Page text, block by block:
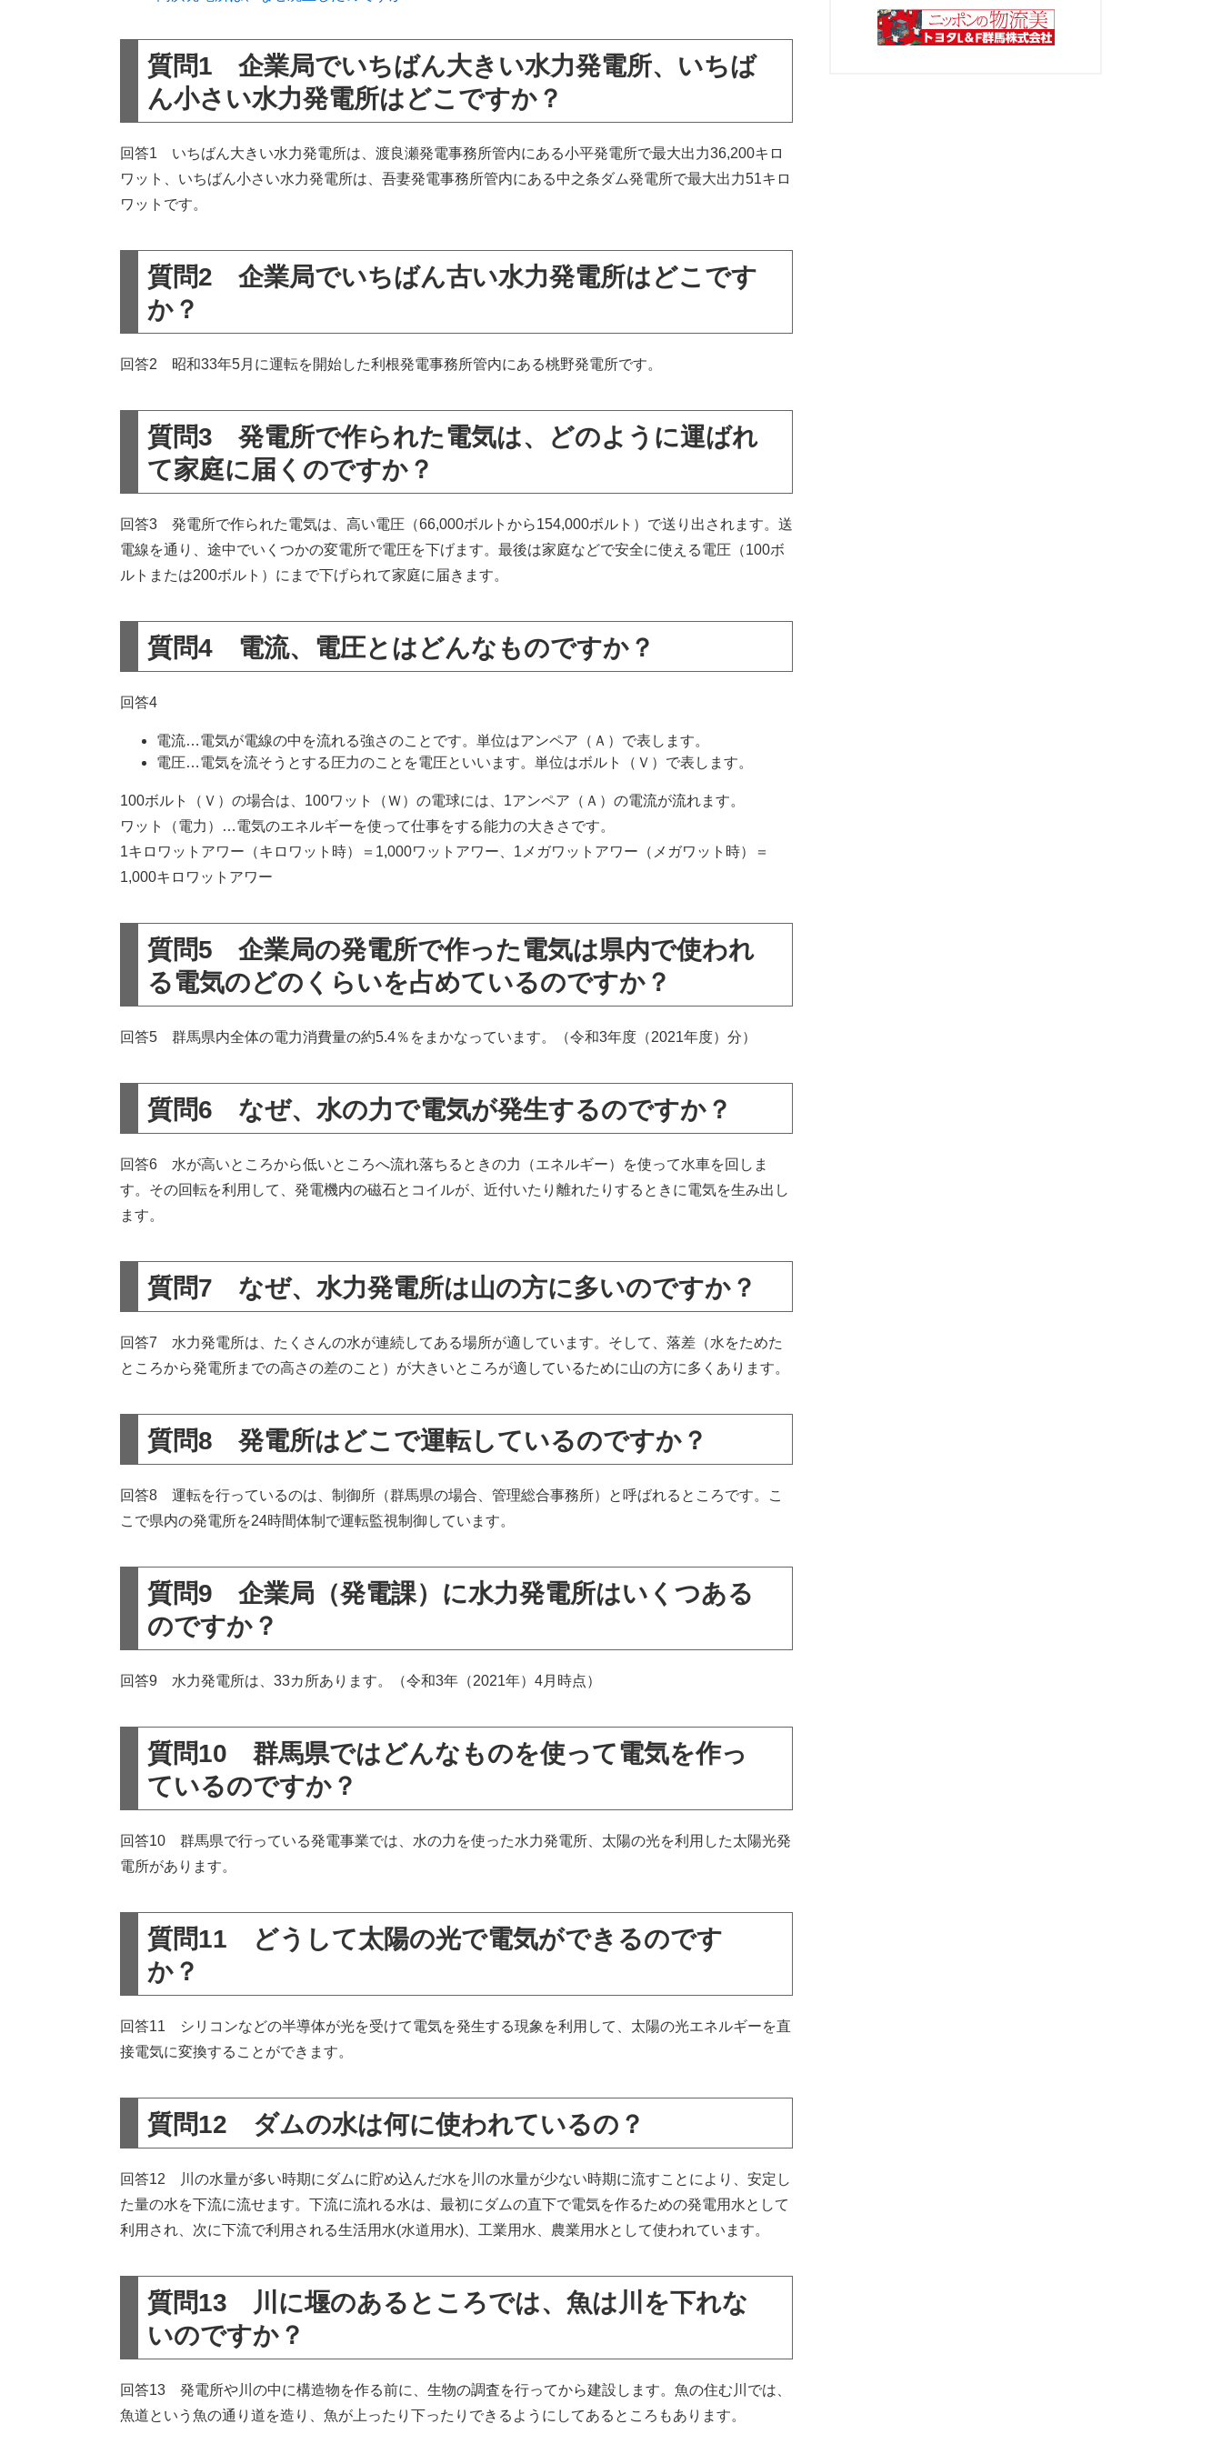
質問1 企業局でいちばん大きい水力発電所、いちば
ん小さい水力発電所はどこですか？
回答1 いちばん大きい水力発電所は、渡良瀬発電事務所管内にある小平発電所で最大出力36,200キロ
ワット、いちばん小さい水力発電所は、吾妻発電事務所管内にある中之条ダム発電所で最大出力51キロ
ワットです。
質問2 企業局でいちばん古い水力発電所はどこです
か？
回答2 昭和33年5月に運転を開始した利根発電事務所管内にある桃野発電所です。
質問3 発電所で作られた電気は、どのように運ばれ
て家庭に届くのですか？
回答3 発電所で作られた電気は、高い電圧（66,000ボルトから154,000ボルト）で送り出されます。送
電線を通り、途中でいくつかの変電所で電圧を下げます。最後は家庭などで安全に使える電圧（100ボ
ルトまたは200ボルト）にまで下げられて家庭に届きます。
質問4 電流、電圧とはどんなものですか？
回答4
電流…電気が電線の中を流れる強さのことです。単位はアンペア（Ａ）で表します。
電圧…電気を流そうとする圧力のことを電圧といいます。単位はボルト（Ｖ）で表します。
100ボルト（Ｖ）の場合は、100ワット（Ｗ）の電球には、1アンペア（Ａ）の電流が流れます。
ワット（電力）…電気のエネルギーを使って仕事をする能力の大きさです。
1キロワットアワー（キロワット時）＝1,000ワットアワー、1メガワットアワー（メガワット時）＝
1,000キロワットアワー
質問5 企業局の発電所で作った電気は県内で使われ
る電気のどのくらいを占めているのですか？
回答5 群馬県内全体の電力消費量の約5.4％をまかなっています。（令和3年度（2021年度）分）
質問6 なぜ、水の力で電気が発生するのですか？
回答6 水が高いところから低いところへ流れ落ちるときの力（エネルギー）を使って水車を回しま
す。その回転を利用して、発電機内の磁石とコイルが、近付いたり離れたりするときに電気を生み出し
ます。
質問7 なぜ、水力発電所は山の方に多いのですか？
回答7 水力発電所は、たくさんの水が連続してある場所が適しています。そして、落差（水をためた
ところから発電所までの高さの差のこと）が大きいところが適しているために山の方に多くあります。
質問8 発電所はどこで運転しているのですか？
回答8 運転を行っているのは、制御所（群馬県の場合、管理総合事務所）と呼ばれるところです。こ
こで県内の発電所を24時間体制で運転監視制御しています。
質問9 企業局（発電課）に水力発電所はいくつある
のですか？
回答9 水力発電所は、33カ所あります。（令和3年（2021年）4月時点）
質問10 群馬県ではどんなものを使って電気を作っ
ているのですか？
回答10 群馬県で行っている発電事業では、水の力を使った水力発電所、太陽の光を利用した太陽光発
電所があります。
質問11 どうして太陽の光で電気ができるのです
か？
回答11 シリコンなどの半導体が光を受けて電気を発生する現象を利用して、太陽の光エネルギーを直
接電気に変換することができます。
質問12 ダムの水は何に使われているの？
回答12 川の水量が多い時期にダムに貯め込んだ水を川の水量が少ない時期に流すことにより、安定し
た量の水を下流に流せます。下流に流れる水は、最初にダムの直下で電気を作るための発電用水として
利用され、次に下流で利用される生活用水(水道用水)、工業用水、農業用水として使われています。
質問13 川に堰のあるところでは、魚は川を下れな
いのですか？
回答13 発電所や川の中に構造物を作る前に、生物の調査を行ってから建設します。魚の住む川では、
魚道という魚の通り道を造り、魚が上ったり下ったりできるようにしてあるところもあります。